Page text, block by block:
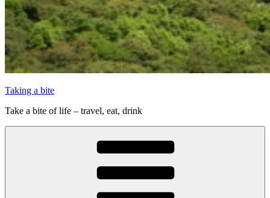
Taking a bite
Take a bite of life – travel, eat, drink